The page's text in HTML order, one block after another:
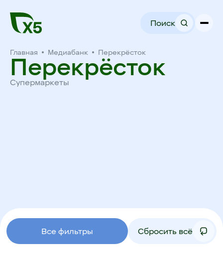
Поиск
Главная Медиабанк Перекрёсток
Перекрёсток
Супермаркеты
Все фильтры Сбросить всё